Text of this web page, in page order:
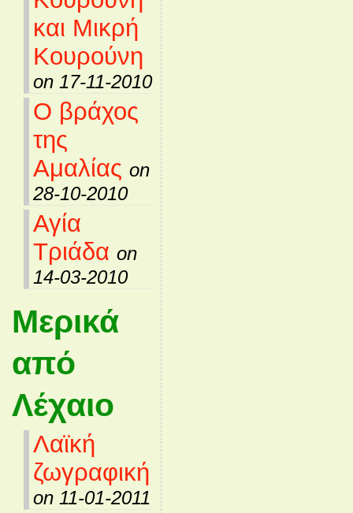
και Μικρή
Κουρούνη
on 17-11-2010
Ο βράχος
της
Αμαλίας on
28-10-2010
Αγία
Τριάδα on
14-03-2010
Μερικά
από
Λέχαιο
Λαϊκή
ζωγραφική
on 11-01-2011